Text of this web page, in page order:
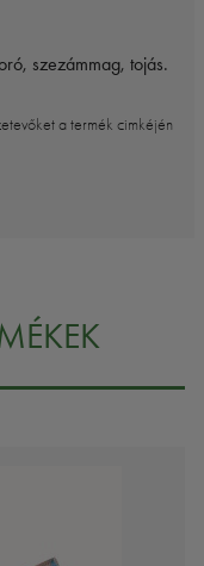
szezámmag, tojás.
a termék cimkéjén